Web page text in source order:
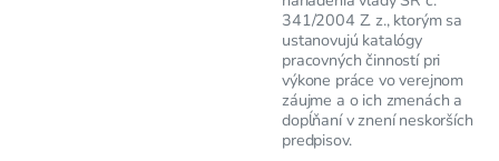
341/2004 Z. z., ktorým sa
ustanovujú katalógy
pracovných činností pri
výkone práce vo verejnom
záujme a o ich zmenách a
dopĺňaní v znení neskorších
predpisov.